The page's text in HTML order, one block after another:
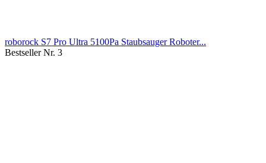
roborock S7 Pro Ultra 5100Pa Staubsauger Roboter...
Bestseller Nr. 3